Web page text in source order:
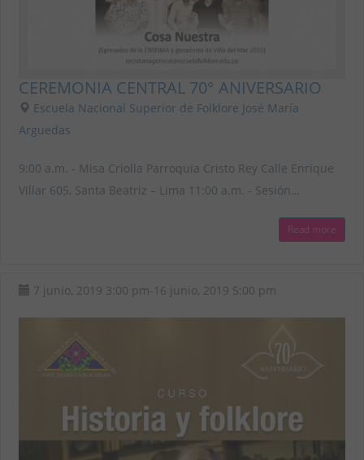
CEREMONIA CENTRAL 70° ANIVERSARIO
Escuela Nacional Superior de Folklore José María
Arguedas
9:00 a.m. - Misa Criolla Parroquia Cristo Rey Calle Enrique
Villar 605, Santa Beatriz – Lima 11:00 a.m. - Sesión…
Read more
7 junio, 2019 3:00 pm-16 junio, 2019 5:00 pm